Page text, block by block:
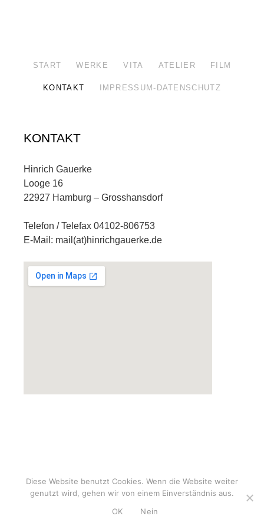
START WERKE VITA ATELIER FILM
KONTAKT IMPRESSUM-DATENSCHUTZ
KONTAKT
Hinrich Gauerke
Looge 16
22927 Hamburg – Grosshansdorf
Telefon / Telefax 04102-806753
E-Mail: mail(at)hinrichgauerke.de
Diese Website benutzt Cookies. Wenn die Website weiter
genutzt wird, gehen wir von einem Einverständnis aus.
OK
Nein